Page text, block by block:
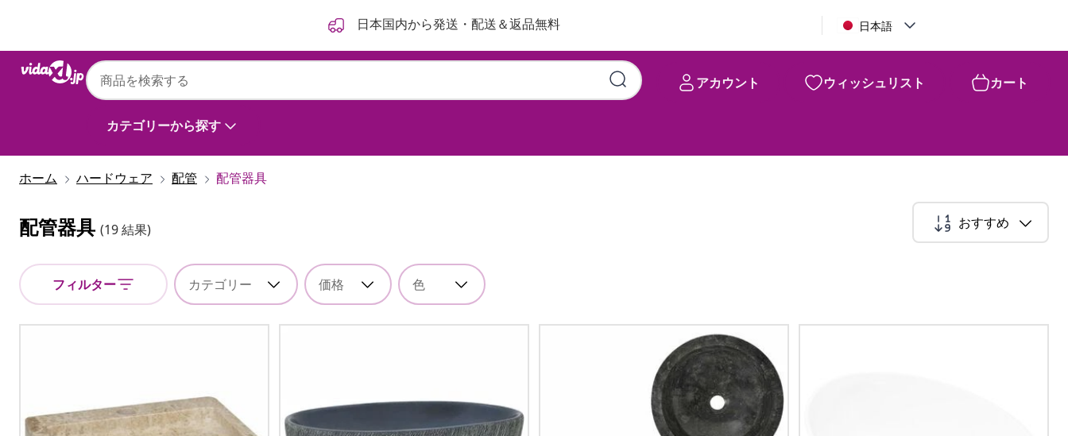
日本国内から発送・配送＆返品無料 日本語
カテゴリーから探す
アカウント ウィッシュリスト カート
ホーム ハードウェア 配管 配管器具
配管器具 (19 結果) おすすめ
フィルター カテゴリー 価格 色